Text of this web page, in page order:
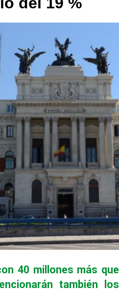
40 millones más que
también los